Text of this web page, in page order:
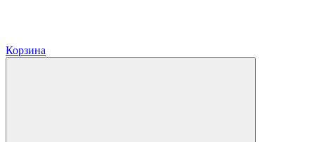
Корзина